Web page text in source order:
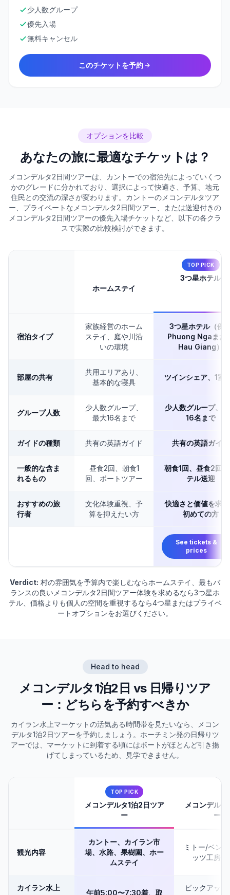
少人数グループ
優先入場
無料キャンセル
このチケットを予約
オプションを比較
あなたの旅に最適なチケットは？
メコンデルタ2日間ツアーは、カントーでの宿泊先によっていくつ
かのグレードに分かれており、選択によって快適さ、予算、地元
住民との交流の深さが変わります。カントーのメコンデルタツア
ー、プライベートなメコンデルタ2日間ツアー、または送迎付きの
メコンデルタ2日間ツアーの優先入場チケットなど、以下の各クラ
スで実際の比較検討ができます。
ホームステイ
TOP PICK
3つ星ホテル
宿泊タイプ
家族経営のホーム
ステイ、庭や川沿
いの環境
3つ星ホテル（例
Phuong Ngaまた
Hau Giang）
部屋の共有
共用エリアあり、
基本的な寝具
ツインシェア、1室
グループ人数
少人数グループ、
最大16名まで
少人数グループ、
16名まで
ガイドの種類 共有の英語ガイド 共有の英語ガイド
一般的な含ま
れるもの
昼食2回、朝食1
回、ボートツアー
朝食1回、昼食2回
テル送迎
おすすめの旅
行者
文化体験重視、予
算を抑えたい方
快適さと価値を求
初めての方
See tickets &
prices
Verdict: 村の雰囲気を予算内で楽しむならホームステイ、最もバ
ランスの良いメコンデルタ2日間ツアー体験を求めるなら3つ星ホ
テル、価格よりも個人の空間を重視するなら4つ星またはプライベ
ートオプションをお選びください。
Head to head
メコンデルタ1泊2日 vs 日帰りツア
ー：どちらを予約すべきか
カイラン水上マーケットの活気ある時間帯を見たいなら、メコン
デルタ1泊2日ツアーを予約しましょう。ホーチミン発の日帰りツ
アーでは、マーケットに到着する頃にはボートがほとんど引き揚
げてしまっているため、見学できません。
TOP PICK
メコンデルタ1泊2日ツア
ー
メコンデル
ーチ
観光内容
カントー、カイラン市
場、水路、果樹園、ホー
ムステイ
ミトー/ベン
ッツ工房
カイラン水上
午前5:00〜7:30着、取
ピックアッ